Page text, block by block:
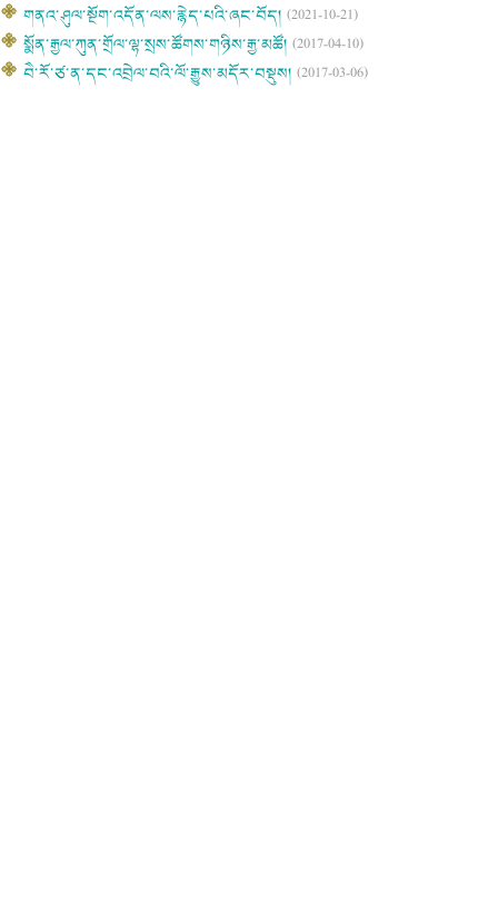
གནའ་ཤུལ་སྔོག་འདོན་ལས་རྙེད་པའི་ཞང་བོད། (2021-10-21)
སྨོན་རྒྱལ་ཀུན་གྲོལ་ལྷ་སྲས་ཚོགས་གཉིས་རྒྱ་མཚོ། (2017-04-10)
བཻ་རོ་ཙ་ན་དང་འབྲེལ་བའི་ལོ་རྒྱུས་མདོར་བསྡུས། (2017-03-06)